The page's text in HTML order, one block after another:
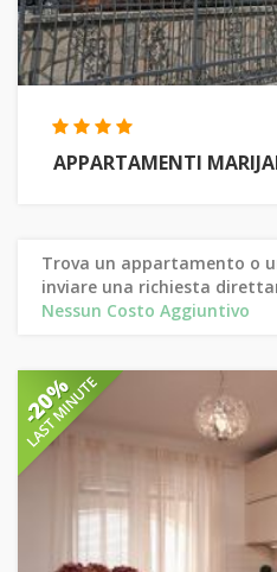
APPARTAMENTI
Trova un appartamento o
inviare una richiesta
Nessun Costo Aggiuntivo